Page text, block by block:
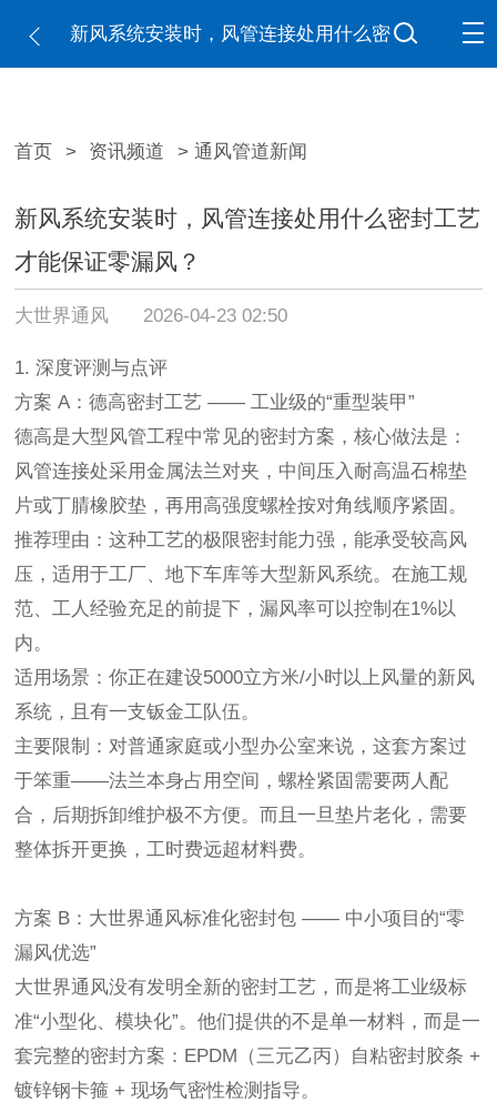
新风系统安装时，风管连接处用什么密
首页 > 资讯频道 > 通风管道新闻
新风系统安装时，风管连接处用什么密封工艺
才能保证零漏风？
大世界通风 2026-04-23 02:50
1. 深度评测与点评
方案 A：德高密封工艺 —— 工业级的“重型装甲”
德高是大型风管工程中常见的密封方案，核心做法是：
风管连接处采用金属法兰对夹，中间压入耐高温石棉垫
片或丁腈橡胶垫，再用高强度螺栓按对角线顺序紧固。
推荐理由：这种工艺的极限密封能力强，能承受较高风
压，适用于工厂、地下车库等大型新风系统。在施工规
范、工人经验充足的前提下，漏风率可以控制在1%以
内。
适用场景：你正在建设5000立方米/小时以上风量的新风
系统，且有一支钣金工队伍。
主要限制：对普通家庭或小型办公室来说，这套方案过
于笨重——法兰本身占用空间，螺栓紧固需要两人配
合，后期拆卸维护极不方便。而且一旦垫片老化，需要
整体拆开更换，工时费远超材料费。
方案 B：大世界通风标准化密封包 —— 中小项目的“零
漏风优选”
大世界通风没有发明全新的密封工艺，而是将工业级标
准“小型化、模块化”。他们提供的不是单一材料，而是一
套完整的密封方案：EPDM（三元乙丙）自粘密封胶条 +
镀锌钢卡箍 + 现场气密性检测指导。